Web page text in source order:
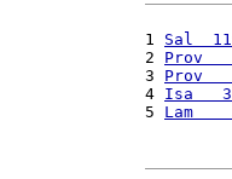
1 Sal
2 Prov
3 Prov
4 Isa
5 Lam